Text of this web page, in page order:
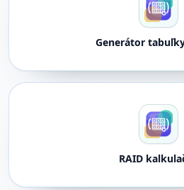
Generátor
RAID